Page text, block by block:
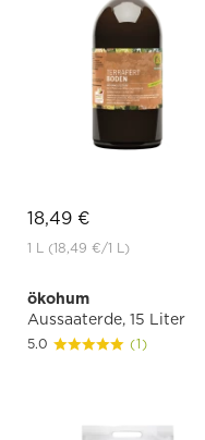
18,49 €
1 L (18,49 €/1 L)
ökohum
Aussaaterde, 15 Liter
5.0 (1)